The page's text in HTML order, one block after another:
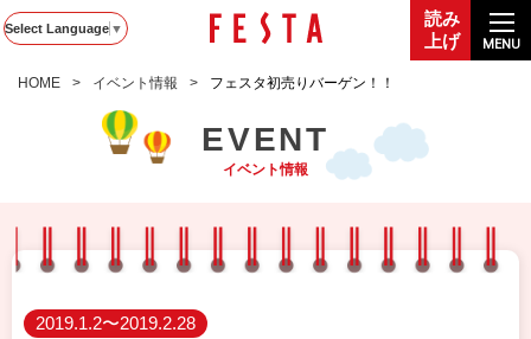
読み
上げ
Select Language ▼
MENU
HOME イベント情報 フェスタ初売りバーゲン！！
EVENT
イベント情報
2019.1.2〜2019.2.28